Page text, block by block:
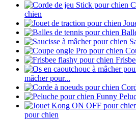
chien
mâcher pour...
pour chien